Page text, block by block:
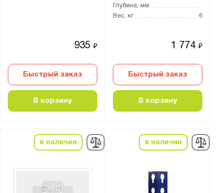
935₽
Быстрый заказ
В корзину
Глубина, мм
Вес, кг
6
1 774₽
Быстрый заказ
В корзину
в наличии в наличии